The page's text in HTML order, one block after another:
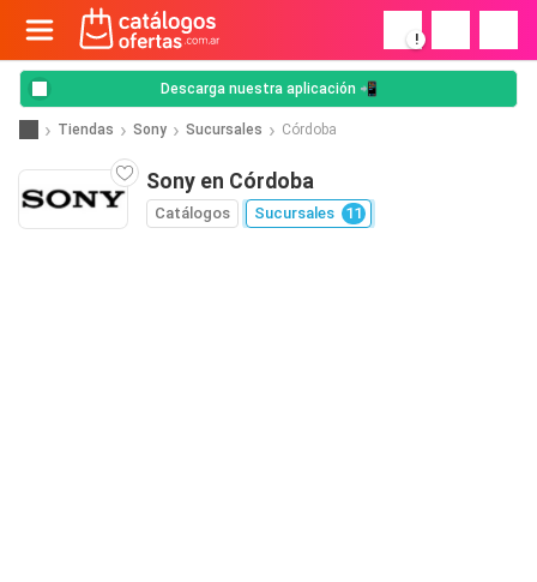
!
Descarga nuestra aplicación 📲
Tiendas Sony Sucursales Córdoba
Sony en Córdoba
Catálogos Sucursales 11